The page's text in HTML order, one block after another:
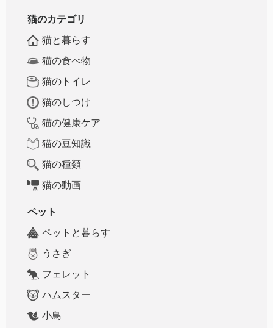
猫のカテゴリ
猫と暮らす
猫の食べ物
猫のトイレ
猫のしつけ
猫の健康ケア
猫の豆知識
猫の種類
猫の動画
ペット
ペットと暮らす
うさぎ
フェレット
ハムスター
小鳥